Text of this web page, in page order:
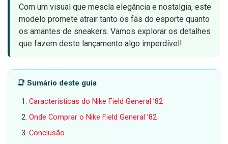
Com um visual que mescla elegância e nostalgia, este
modelo promete atrair tanto os fãs do esporte quanto
os amantes de sneakers. Vamos explorar os detalhes
que fazem deste lançamento algo imperdível!
📑 Sumário deste guia
Características do Nike Field General ’82
Onde Comprar o Nike Field General ’82
Conclusão